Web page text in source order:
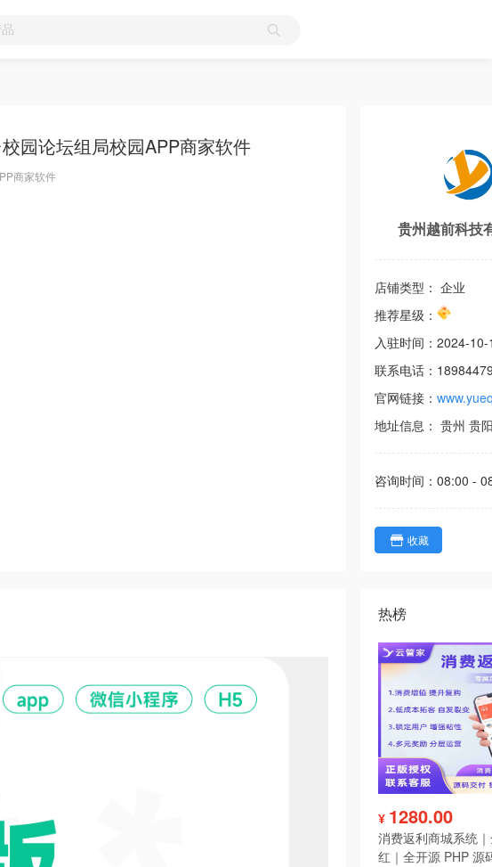
园论坛组局校园APP商家软件
商家软件
贵州越前科技
店铺类型： 企业
推荐星级：
入驻时间： 2024-10-
联系电话：
官网链接：
地址信息： 贵州 贵
咨询时间： 08:00 -
收藏
热榜
¥ 1280.00
消费返利商城系统
红｜全开源 PHP 源